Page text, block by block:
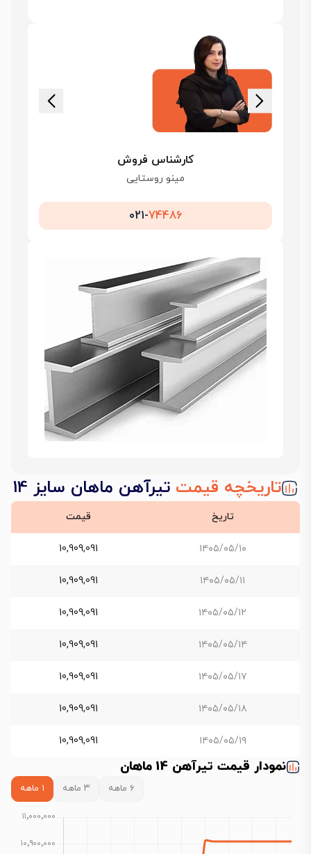
کارشناس فروش
مینو روستایی
021-74486
تاریخچه قیمت تیرآهن ماهان سایز 14
تاریخ قیمت
۱۴۰۵/۰۵/۱۰ 10,909,091
۱۴۰۵/۰۵/۱۱ 10,909,091
۱۴۰۵/۰۵/۱۲ 10,909,091
۱۴۰۵/۰۵/۱۴ 10,909,091
۱۴۰۵/۰۵/۱۷ 10,909,091
۱۴۰۵/۰۵/۱۸ 10,909,091
۱۴۰۵/۰۵/۱۹ 10,909,091
نمودار قیمت تیرآهن 14 ماهان
۶ ماهه ۳ ماهه ۱ ماهه